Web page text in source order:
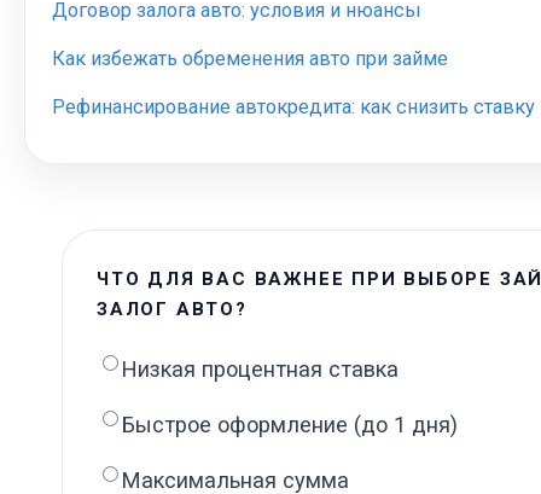
Договор залога авто: условия и нюансы
Как избежать обременения авто при займе
Рефинансирование автокредита: как снизить ставку
ЧТО ДЛЯ ВАС ВАЖНЕЕ ПРИ ВЫБОРЕ
ЗАЛОГ АВТО?
Низкая процентная ставка
Быстрое оформление (до 1 дня)
Максимальная сумма